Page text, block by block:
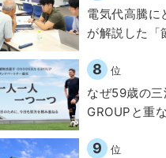
電気代高騰に
が解説した「
8 位
なぜ59歳の
GROUPと重
9 位